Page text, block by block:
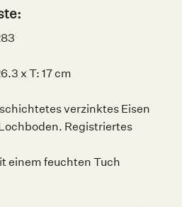
x T: 17 cm
verzinktes Eisen
Registriertes
einem feuchten Tuch